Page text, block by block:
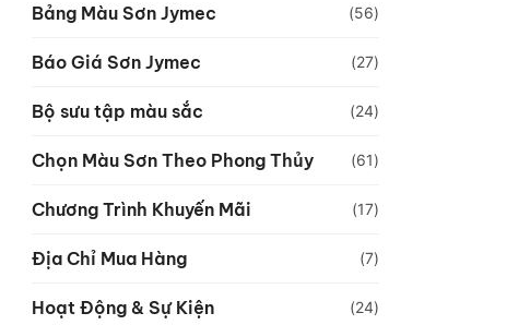
Bảng Màu Sơn Jymec (56)
Báo Giá Sơn Jymec (27)
Bộ sưu tập màu sắc (24)
Chọn Màu Sơn Theo Phong Thủy (61)
Chương Trình Khuyến Mãi (17)
Địa Chỉ Mua Hàng (7)
Hoạt Động & Sự Kiện (24)